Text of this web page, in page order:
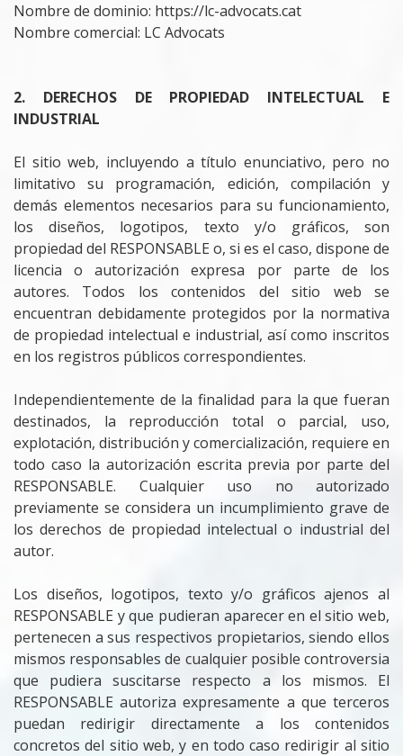
Nombre de dominio: https://lc-advocats.cat
Nombre comercial: LC Advocats
2. DERECHOS DE PROPIEDAD INTELECTUAL E
INDUSTRIAL
El sitio web, incluyendo a título enunciativo, pero no
limitativo su programación, edición, compilación y
demás elementos necesarios para su funcionamiento,
los diseños, logotipos, texto y/o gráficos, son
propiedad del RESPONSABLE o, si es el caso, dispone de
licencia o autorización expresa por parte de los
autores. Todos los contenidos del sitio web se
encuentran debidamente protegidos por la normativa
de propiedad intelectual e industrial, así como inscritos
en los registros públicos correspondientes.
Independientemente de la finalidad para la que fueran
destinados, la reproducción total o parcial, uso,
explotación, distribución y comercialización, requiere en
todo caso la autorización escrita previa por parte del
RESPONSABLE. Cualquier uso no autorizado
previamente se considera un incumplimiento grave de
los derechos de propiedad intelectual o industrial del
autor.
Los diseños, logotipos, texto y/o gráficos ajenos al
RESPONSABLE y que pudieran aparecer en el sitio web,
pertenecen a sus respectivos propietarios, siendo ellos
mismos responsables de cualquier posible controversia
que pudiera suscitarse respecto a los mismos. El
RESPONSABLE autoriza expresamente a que terceros
puedan redirigir directamente a los contenidos
concretos del sitio web, y en todo caso redirigir al sitio